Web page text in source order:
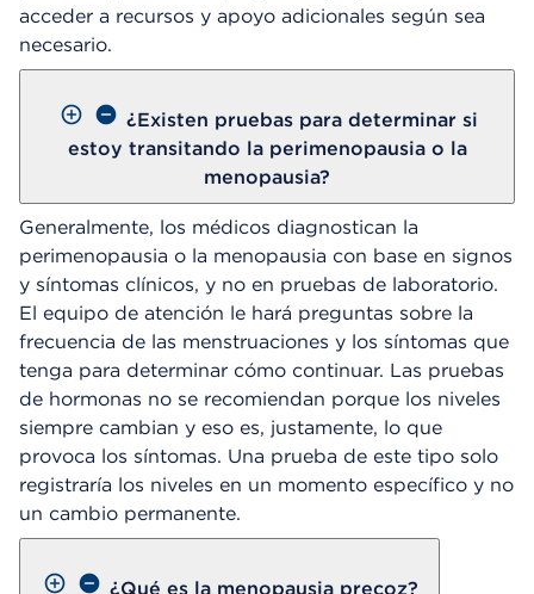
acceder a recursos y apoyo adicionales según sea
necesario.
¿Existen pruebas para determinar si
estoy transitando la perimenopausia o la
menopausia?
Generalmente, los médicos diagnostican la
perimenopausia o la menopausia con base en signos
y síntomas clínicos, y no en pruebas de laboratorio.
El equipo de atención le hará preguntas sobre la
frecuencia de las menstruaciones y los síntomas que
tenga para determinar cómo continuar. Las pruebas
de hormonas no se recomiendan porque los niveles
siempre cambian y eso es, justamente, lo que
provoca los síntomas. Una prueba de este tipo solo
registraría los niveles en un momento específico y no
un cambio permanente.
¿Qué es la menopausia precoz?